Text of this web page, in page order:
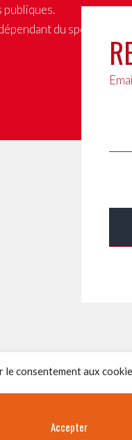
le consentement aux
Accepter
publiques.
du spectacle